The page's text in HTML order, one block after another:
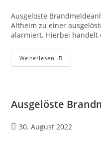
Ausgelöste
Altheim zu einer
alarmiert. Hierbei handelt
Weiterlesen
Ausgelöste
30. August 2022